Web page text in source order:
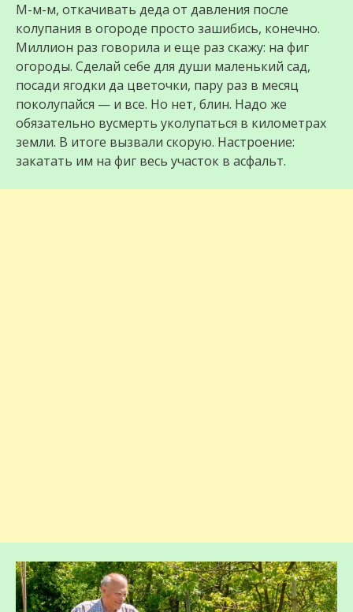
М-м-м, откачивать деда от давления после
колупания в огороде просто зашибись, конечно.
Миллион раз говорила и еще раз скажу: на фиг
огороды. Сделай себе для души маленький сад,
посади ягодки да цветочки, пару раз в месяц
поколупайся — и все. Но нет, блин. Надо же
обязательно вусмерть уколупаться в километрах
земли. В итоге вызвали скорую. Настроение:
закатать им на фиг весь участок в асфальт.